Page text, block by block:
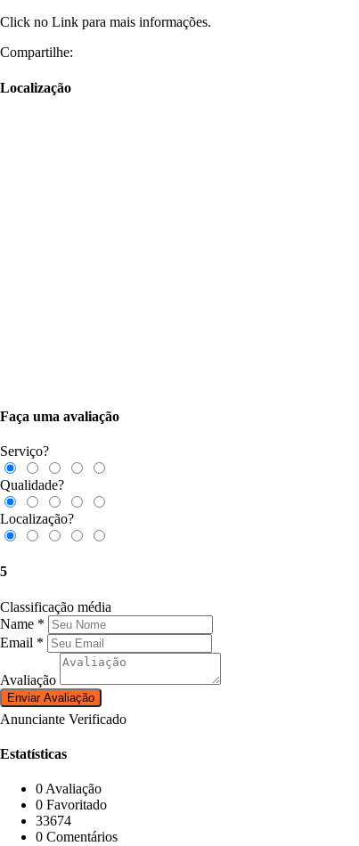
Click no Link para mais informações.
Compartilhe:
Localização
Faça uma avaliação
Serviço?
Qualidade?
Localização?
5
Classificação média
Name *
Email *
Avaliação
Anunciante Verificado
Estatísticas
0 Avaliação
0 Favoritado
33674
0 Comentários